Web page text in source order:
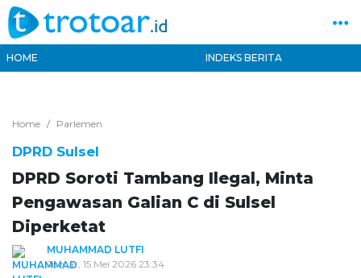
HOME INDEKS BERITA
Home Parlemen
DPRD Sulsel
DPRD Soroti Tambang Ilegal, Minta
Pengawasan Galian C di Sulsel
Diperketat
MUHAMMAD LUTFI
Jumat, 15 Mei 2026 23:34